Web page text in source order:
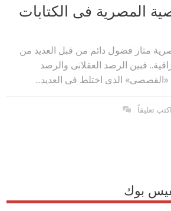
المصرية فى الكتابات
مثار فضول دائم من قبل العديد من
فبين الرصد العقلانى والرصد
«القصصى» الذى اختلط فى العديد...
اكتب تعليقاً
بوك